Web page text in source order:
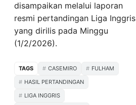
disampaikan melalui laporan
resmi pertandingan Liga Inggris
yang dirilis pada Minggu
(1/2/2026).
TAGS CASEMIRO
FULHAM
HASIL PERTANDINGAN
LIGA INGGRIS